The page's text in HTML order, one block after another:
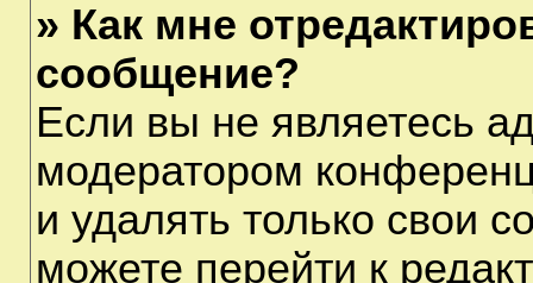
» Как мне
сообщение?
Если вы не являетесь
модератором
и удалять только свои
можете перейти к